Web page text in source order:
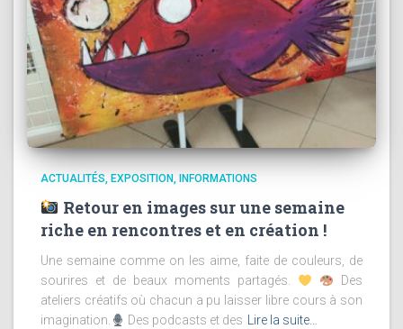
ACTUALITÉS EXPOSITION INFORMATIONS
Retour en images sur une semaine
riche en rencontres et en création !
Une semaine comme on les aime, faite de couleurs, de
sourires et de beaux moments partagés.
Des
ateliers créatifs où chacun a pu laisser libre cours à son
imagination.
Des podcasts et des Lire la suite…